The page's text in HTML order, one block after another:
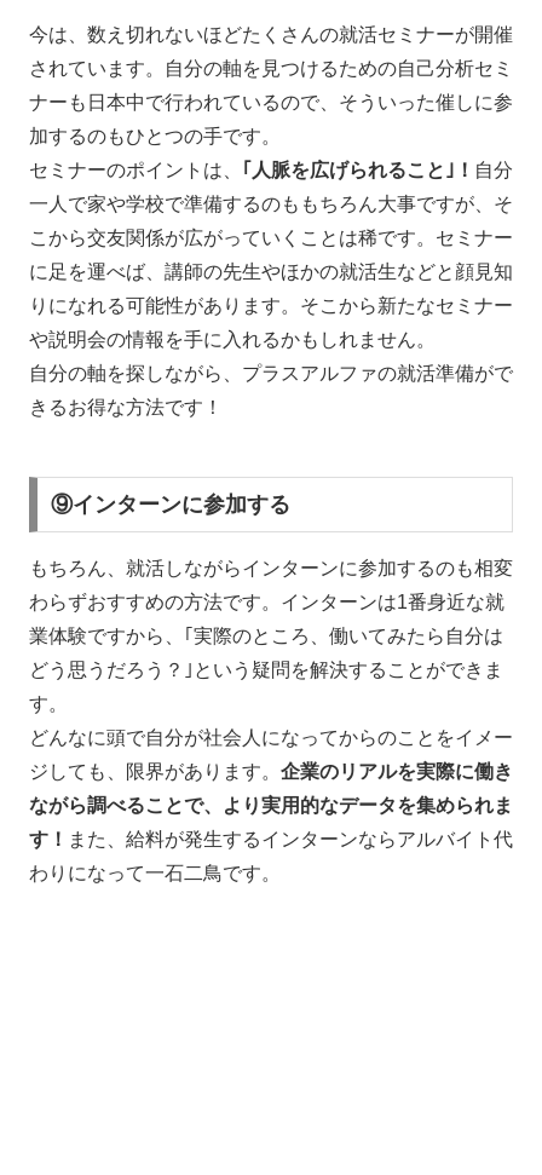
今は、数え切れないほどたくさんの就活セミナーが開催
されています。自分の軸を見つけるための自己分析セミ
ナーも日本中で行われているので、そういった催しに参
加するのもひとつの手です。
セミナーのポイントは、
｢人脈を広げられること｣！ 自分
一人で家や学校で準備するのももちろん大事ですが、そ
こから交友関係が広がっていくことは稀です。セミナー
に足を運べば、講師の先生やほかの就活生などと顔見知
りになれる可能性があります。そこから新たなセミナー
や説明会の情報を手に入れるかもしれません。
自分の軸を探しながら、プラスアルファの就活準備がで
きるお得な方法です！
⑨インターンに参加する
もちろん、就活しながらインターンに参加するのも相変
わらずおすすめの方法です。インターンは1番身近な就
業体験ですから、｢実際のところ、働いてみたら自分は
どう思うだろう？｣という疑問を解決することができま
す。
どんなに頭で自分が社会人になってからのことをイメー
ジしても、限界があります。 企業のリアルを実際に働き
ながら調べることで、より実用的なデータを集められま
す！ また、給料が発生するインターンならアルバイト代
わりになって一石二鳥です。